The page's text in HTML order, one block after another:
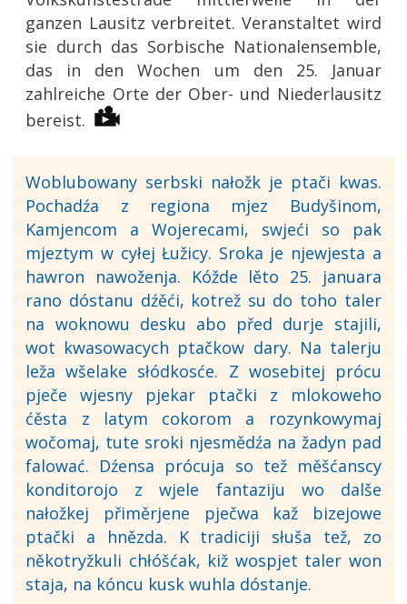
ganzen Lausitz verbreitet. Veranstaltet wird
sie durch das Sorbische Nationalensemble,
das in den Wochen um den 25. Januar
zahlreiche Orte der Ober- und Niederlausitz
bereist.
Woblubowany serbski nałožk je ptači kwas.
Pochadźa z regiona mjez Budyšinom,
Kamjencom a Wojerecami, swjeći so pak
mjeztym w cyłej Łužicy. Sroka je njewjesta a
hawron nawoženja. Kóžde lěto 25. januara
rano dóstanu dźěći, kotrež su do toho taler
na woknowu desku abo před durje stajili,
wot kwasowacych ptačkow dary. Na talerju
leža wšelake słódkosće. Z wosebitej prócu
pječe wjesny pjekar ptački z mlokoweho
ćěsta z latym cokorom a rozynkowymaj
wočomaj, tute sroki njesmědźa na žadyn pad
falować. Dźensa prócuja so tež měšćanscy
konditorojo z wjele fantaziju wo dalše
nałožkej přiměrjene pječwa kaž bizejowe
ptački a hnězda. K tradiciji słuša tež, zo
někotryžkuli chłóšćak, kiž wospjet taler won
staja, na kóncu kusk wuhla dóstanje.